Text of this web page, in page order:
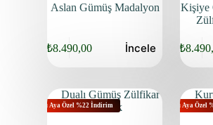
Aslan Gümüş Madalyon
₺8.490,00 İncele
Kişiye
₺
Bu Aya Özel %22 İndirim Bu Aya Özel